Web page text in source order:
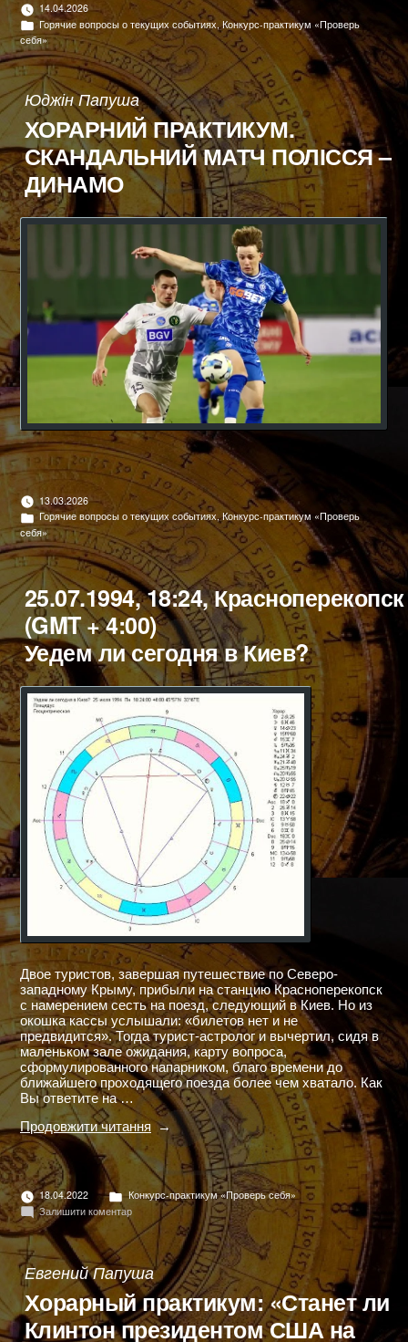
14.04.2026
Опубліковано
в
Горячие вопросы о текущих событиях,Конкурс-практикум «Проверь
себя»
Юджін Папуша
ХОРАРНИЙ ПРАКТИКУМ.
СКАНДАЛЬНИЙ МАТЧ ПОЛІССЯ –
ДИНАМО
13.03.2026
Опубліковано
в
Горячие вопросы о текущих событиях,Конкурс-практикум «Проверь
себя»
25.07.1994, 18:24, Красноперекопск
(GMT + 4:00)
Уедем ли сегодня в Киев?
Двое туристов, завершая путешествие по Северо-
западному Крыму, прибыли на станцию Красноперекопск
с намерением сесть на поезд, следующий в Киев. Но из
окошка кассы услышали: «билетов нет и не
предвидится». Тогда турист-астролог и вычертил, сидя в
маленьком зале ожидания, карту вопроса,
сформулированного напарником, благо времени до
ближайшего проходящего поезда более чем хватало. Как
Вы ответите на …
Продовжити читання"25.07.1994,
18:24,
Красноперекопск
(GMT
+
4:00)
Уедем
ли
сегодня
в
Киев?"
18.04.2022
Опубліковано
в
Конкурс-практикум «Проверь себя»
Залишити коментардо
25.07.1994,
18:24,
Красноперекопск
(GMT
+
4:00)
Уедем
ли
сегодня
Евгений Папуша
Хорарный практикум: «Станет ли
Клинтон президентом США на